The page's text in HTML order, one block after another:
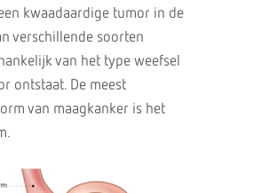
kwaadaardige tumor in de
verschillende soorten
van het type weefsel
ontstaat. De meest
van maagkanker is het